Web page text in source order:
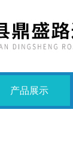
产品展示